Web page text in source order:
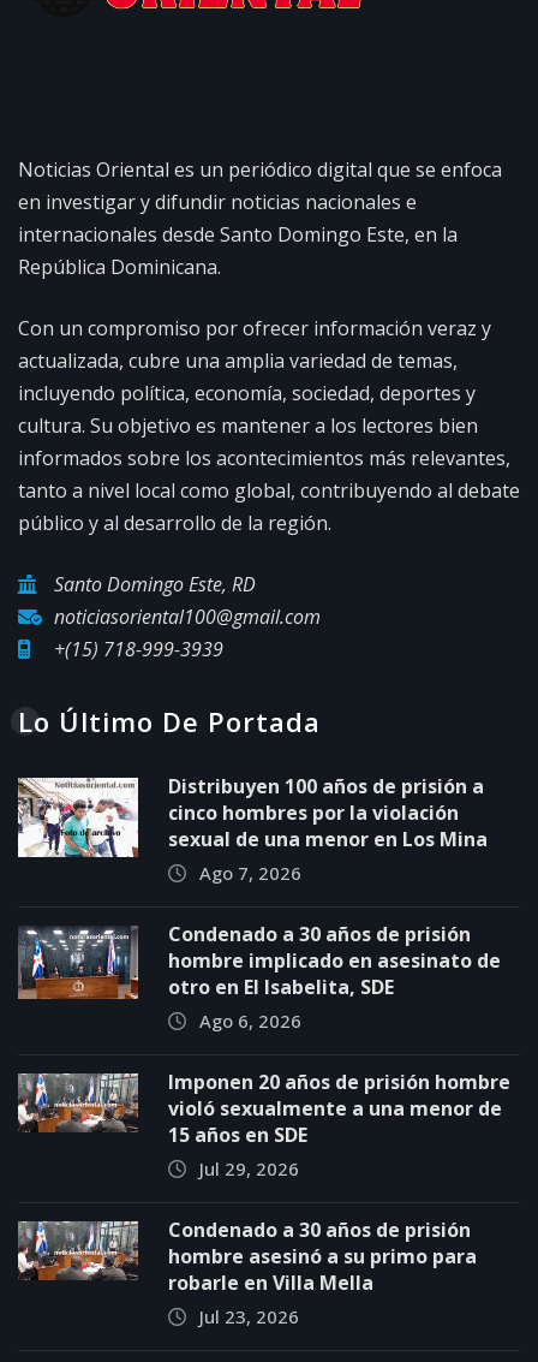
Noticias Oriental es un periódico digital que se enfoca
en investigar y difundir noticias nacionales e
internacionales desde Santo Domingo Este, en la
República Dominicana.
Con un compromiso por ofrecer información veraz y
actualizada, cubre una amplia variedad de temas,
incluyendo política, economía, sociedad, deportes y
cultura. Su objetivo es mantener a los lectores bien
informados sobre los acontecimientos más relevantes,
tanto a nivel local como global, contribuyendo al debate
público y al desarrollo de la región.
Santo Domingo Este, RD
noticiasoriental100@gmail.com
+(15) 718-999-3939
Lo Último De Portada
Distribuyen 100 años de prisión a
cinco hombres por la violación
sexual de una menor en Los Mina
Ago 7, 2026
Condenado a 30 años de prisión
hombre implicado en asesinato de
otro en El Isabelita, SDE
Ago 6, 2026
Imponen 20 años de prisión hombre
violó sexualmente a una menor de
15 años en SDE
Jul 29, 2026
Condenado a 30 años de prisión
hombre asesinó a su primo para
robarle en Villa Mella
Jul 23, 2026